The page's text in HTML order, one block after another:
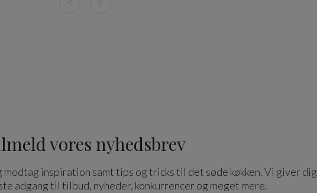
vores nyhedsbrev
inspiration samt tips og tricks til det søde køkken. Vi giver dig
adgang til tilbud, nyheder, konkurrencer og meget mere.